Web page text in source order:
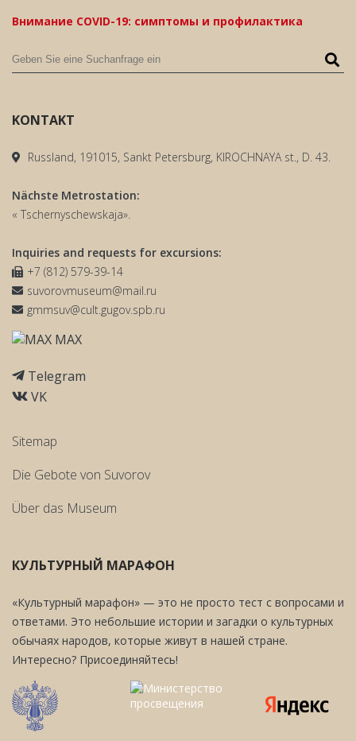
Внимание COVID-19: симптомы и профилактика
KONTAKT
Russland, 191015, Sankt Petersburg, KIROCHNAYA st., D. 43.
Nächste Metrostation:
« Tschernyschewskaja».
Inquiries and requests for excursions:
+7 (812) 579-39-14
suvorovmuseum@mail.ru
gmmsuv@cult.gugov.spb.ru
MAX
Telegram
VK
Sitemap
Die Gebote von Suvorov
Über das Museum
КУЛЬТУРНЫЙ МАРАФОН
«Культурный марафон» — это не просто тест с вопросами и
ответами. Это небольшие истории и загадки о культурных
обычаях народов, которые живут в нашей стране.
Интересно? Присоединяйтесь!